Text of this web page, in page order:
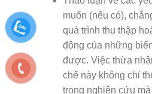
muốn (nếu có),
quá trình thu thập
động của những
được. Việc thừa
chế này không chỉ
trong nghiên cứu